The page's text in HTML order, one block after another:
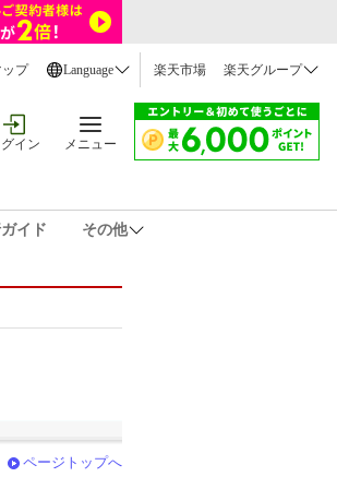
プ Language 楽天市場 楽天グループ
グイン メニュー
イド その他
ページトップへ